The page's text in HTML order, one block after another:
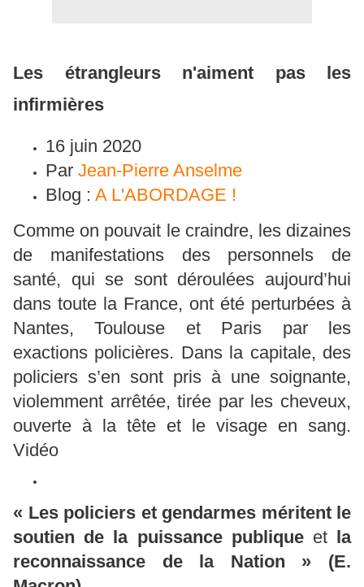
Les étrangleurs n'aiment pas les
infirmières
16 juin 2020
Par Jean-Pierre Anselme
Blog : A L'ABORDAGE !
Comme on pouvait le craindre, les dizaines
de manifestations des personnels de
santé, qui se sont déroulées aujourd’hui
dans toute la France, ont été perturbées à
Nantes, Toulouse et Paris par les
exactions policières. Dans la capitale, des
policiers s’en sont pris à une soignante,
violemment arrêtée, tirée par les cheveux,
ouverte à la tête et le visage en sang.
Vidéo
« Les policiers et gendarmes méritent le
soutien de la puissance publique etla
reconnaissance de la Nation » (E.